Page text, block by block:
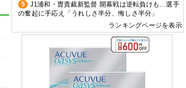
5
J1浦和・曺貴裁新監督 開幕戦は逆転負けも…選手
の奮起に手応え「うれしさ半分、悔しさ半分」
ランキングページを表示